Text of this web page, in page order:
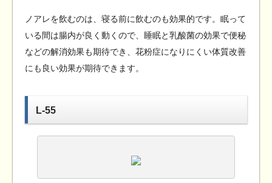
ノアレを飲むのは、寝る前に飲むのも効果的です。眠って
いる間は腸内が良く動くので、睡眠と乳酸菌の効果で便秘
などの解消効果も期待でき、花粉症になりにくい体質改善
にも良い効果が期待できます。
L-55